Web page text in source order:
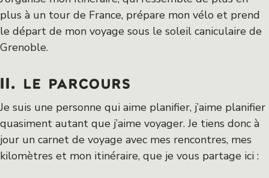
plus à un tour de France, prépare mon vélo et prend
le départ de mon voyage sous le soleil caniculaire de
Grenoble.
II. le parcours
Je suis une personne qui aime planifier, j’aime planifier
quasiment autant que j’aime voyager. Je tiens donc à
jour un carnet de voyage avec mes rencontres, mes
kilomètres et mon itinéraire, que je vous partage ici :